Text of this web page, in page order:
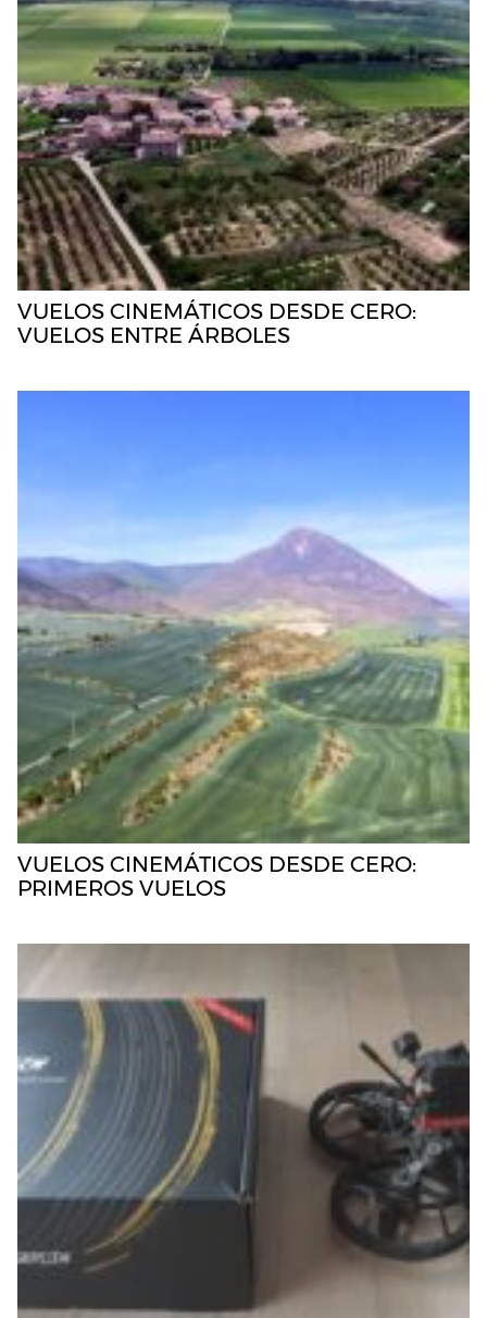
VUELOS CINEMÁTICOS DESDE CERO:
VUELOS ENTRE ÁRBOLES
VUELOS CINEMÁTICOS DESDE CERO:
PRIMEROS VUELOS